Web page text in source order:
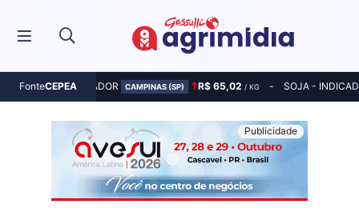
FonteCEPEA
MILHO - INDICADOR CAMPINAS (SP) R$ 65,02 / KG SOJA -